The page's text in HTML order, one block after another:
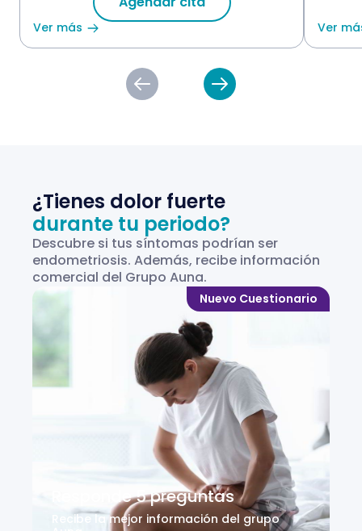
Ver más Ver
¿Tienes dolor fuerte
durante tu periodo?
Descubre si tus síntomas podrían ser
endometriosis. Además, recibe información
comercial del Grupo Auna.
Nuevo Cuestionario
Responde 5 preguntas
Recibe la mejor información del grupo